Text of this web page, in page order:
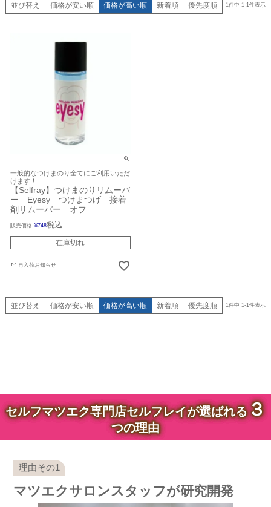
並び替え 価格が安い順 価格が高い順 新着順 優先度順 1件中 1-1件表示
一般的なつけまのり全てにご利用いただ
けます！
【Selfray】つけまのりリムーバ
ー Eyesy つけまつげ 接着
剤リムーバー オフ
販売価格 ¥748税込
在庫切れ
再入荷お知らせ
並び替え 価格が安い順 価格が高い順 新着順 優先度順 1件中 1-1件表示
セルフマツエク専門店セルフレイが選ばれる３
つの理由
マツエクサロンスタッフが研究開発